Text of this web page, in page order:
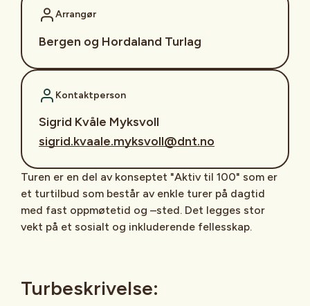
Arrangør
Bergen og Hordaland Turlag
Kontaktperson
Sigrid Kvåle Myksvoll
sigrid.kvaale.myksvoll@dnt.no
Turen er en del av konseptet "Aktiv til 100" som er
et turtilbud som består av enkle turer på dagtid
med fast oppmøtetid og –sted. Det legges stor
vekt på et sosialt og inkluderende fellesskap.
Turbeskrivelse: